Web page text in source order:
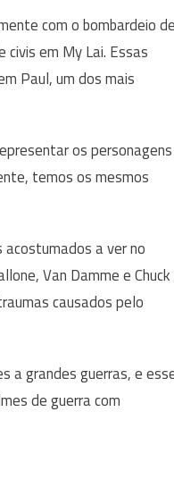
com o bombardeio de
em My Lai. Essas
Paul, um dos mais
os personagens
temos os mesmos
a ver no
Van Damme e Chuck
causados pelo
a grandes guerras, e
de guerra com